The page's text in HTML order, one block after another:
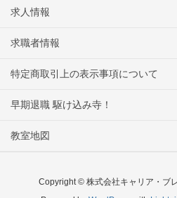
求人情報
求職者情報
特定商取引上の表示事項について
早期退職 駆け込み寺！
教室地図
Copyright © 株式会社キャリア・ブ